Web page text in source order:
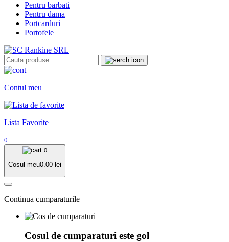
Pentru barbati
Pentru dama
Portcarduri
Portofele
Contul meu
Lista Favorite
0
0
Cosul meu0.00 lei
Continua cumparaturile
Cosul de cumparaturi este gol